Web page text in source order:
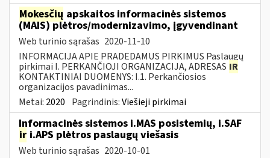
Mokesčių apskaitos informacinės sistemos
(MAIS) plėtros/modernizavimo, įgyvendinant
Web turinio sąrašas 2020-11-10
INFORMACIJA APIE PRADEDAMUS PIRKIMUS Paslaugų
pirkimai I. PERKANČIOJI ORGANIZACIJA, ADRESAS IR
KONTAKTINIAI DUOMENYS: I.1. Perkančiosios
organizacijos pavadinimas...
Metai: 2020 Pagrindinis:Viešieji pirkimai
Informacinės sistemos i.MAS posistemių, i.SAF
ir i.APS plėtros paslaugų viešasis
Web turinio sąrašas 2020-10-01